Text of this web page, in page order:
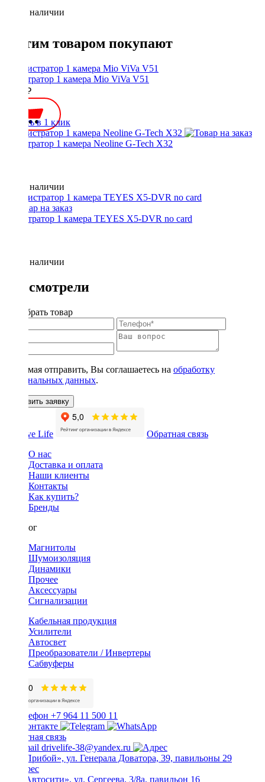
Нет в наличии
С этим товаром покупают
регистратор 1 камера Mio ViVa V51
5750 ₽
Купить в 1 клик
регистратор 1 камера Neoline G-Tech X32
Нет в наличии
Регистратор 1 камера TEYES X5-DVR no card
Нет в наличии
Вы смотрели
Подобрать товар
Нажимая отправить, Вы соглашаетесь на обработку
персональных данных.
Оставить заявку
Обратная связь
О нас
Доставка и оплата
Наши клиенты
Контакты
Как купить?
Бренды
Каталог
Магнитолы
Шумоизоляция
Динамики
Прочее
Аксессуары
Сигнализации
Кабельная продукция
Усилители
Автосвет
Преобразователи / Инвертеры
Сабвуферы
+7 964 11 500 11
Обратная связь
drivelife-38@yandex.ru
ТЦ «Прибой», ул. Генерала Доватора, 39, павильоны 29
ТЦ «Автосити», ул. Сергеева, 3/8а, павильон 16